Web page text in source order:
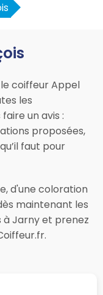
coiffeur Appel
les
un avis :
proposées,
faut pour
d'une coloration
maintenant les
à Jarny et prenez